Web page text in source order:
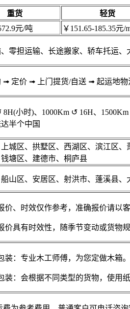
重货
轻货
元/吨 ￥151.65-185.35元/
零担运输、长途搬家、轿车托运
➟ 定价 ➟ 上门提货/自送 ➟ 起运地
8H(小时)、1000Km ↺ 16H、1500Km
半个中国
城区、拱墅区、西湖区、滨江区
钱塘区、建德市、桐庐县
山区、安居区、射洪市、蓬溪县、
价、时效仅作参考，准确报价请以
价具有时效性，随季节变动或货物
装：专业木工师傅，为您定做木箱
装：会根据不同类型的货物，使用